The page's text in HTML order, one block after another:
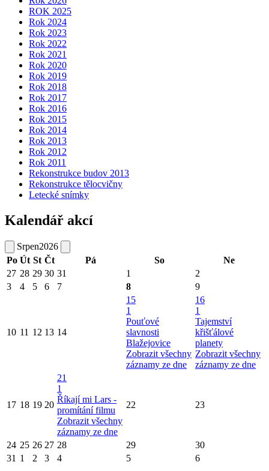
ROK 2025
Rok 2024
Rok 2023
Rok 2022
Rok 2021
Rok 2020
Rok 2019
Rok 2018
Rok 2017
Rok 2016
Rok 2015
Rok 2014
Rok 2013
Rok 2012
Rok 2011
Rekonstrukce budov 2013
Rekonstrukce tělocvičny
Letecké snímky
Kalendář akcí
Srpen2026
Po Út St Čt Pá So
Ne
27 28 29 30 31 1
2
3
4 5 6 7 8 9
10 11 12 13 14
15
1
Pouťové
slavnosti
Blažejovice
Zobrazit všechny
záznamy ze dne
16
1
Tajemství
křišťálové
planety
Zobrazit všechny
záznamy ze dne
17 18 19 20
21
1
Říkají mi Lars -
promítání filmu
Zobrazit všechny
záznamy ze dne
22 23
24 25 26 27 28 29
30
31 1 2 3 4 5 6